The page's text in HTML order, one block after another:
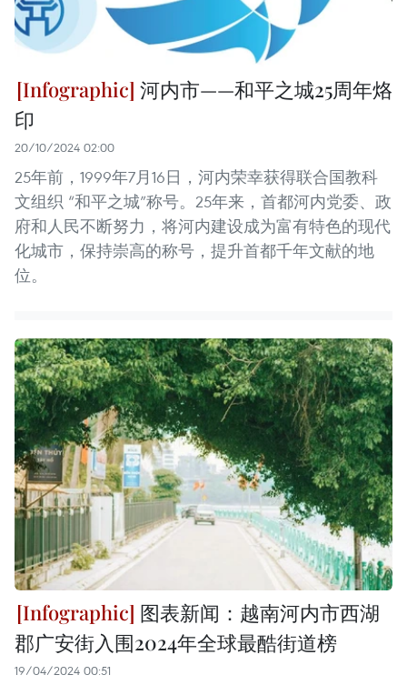
河内市——和平之城25周年烙
印
20/10/2024 02:00
25年前，1999年7月16日，河内荣幸获得联合国教科
文组织 “和平之城”称号。25年来，首都河内党委、政
府和人民不断努力，将河内建设成为富有特色的现代
化城市，保持崇高的称号，提升首都千年文献的地
位。
图表新闻：越南河内市西湖
郡广安街入围2024年全球最酷街道榜
19/04/2024 00:51